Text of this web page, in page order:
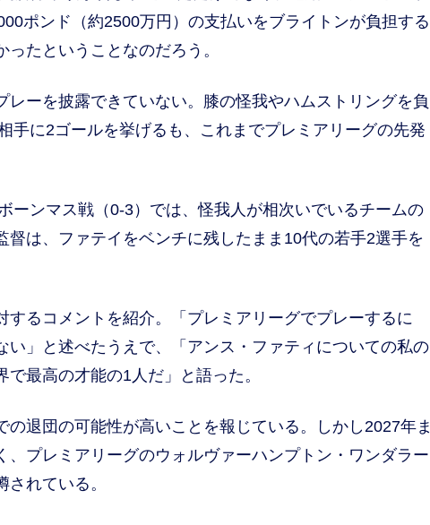
ポンド（約2500万円）の支払いをブライトンが負担する
たということなのだろう。
ーを披露できていない。膝の怪我やハムストリングを負
手に2ゴールを挙げるも、これまでプレミアリーグの先発
ンマス戦（0-3）では、怪我人が相次いでいるチームの
は、ファテイをベンチに残したまま10代の若手2選手を
るコメントを紹介。「プレミアリーグでプレーするに
」と述べたうえで、「アンス・ファティについての私の
最高の才能の1人だ」と語った。
退団の可能性が高いことを報じている。しかし2027年ま
プレミアリーグのウォルヴァーハンプトン・ワンダラー
れている。